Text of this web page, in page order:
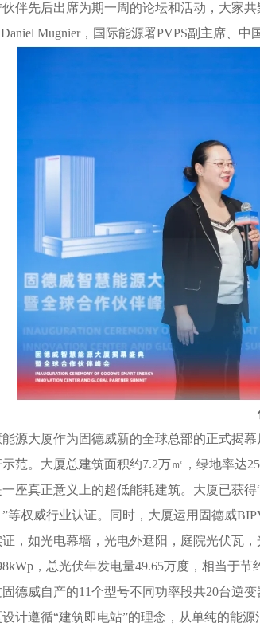
伴先后出席为期一周的论坛和活动，大家
Mugnier，国际能源署PVPS副主席、
大厦作为固德威新的全球总部的正式揭幕
范。大厦总建筑面积约7.2万㎡，绿地率达
座真正意义上的超低能耗建筑。大厦已获
等权威行业认证。同时，大厦运用固德威
，如光电幕墙，光电外遮阳，庭院光伏瓦
，总光伏年发电量49.65万度，相当于
德威自产的11个型号不同功率段共20台逆
计遵循“建筑即电站”的理念，从单纯的能